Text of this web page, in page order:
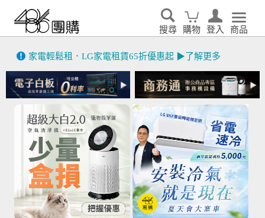
搜尋 購物 登入 商品
家電輕鬆租．LG家電租賃65折優惠起 ▶了解更多